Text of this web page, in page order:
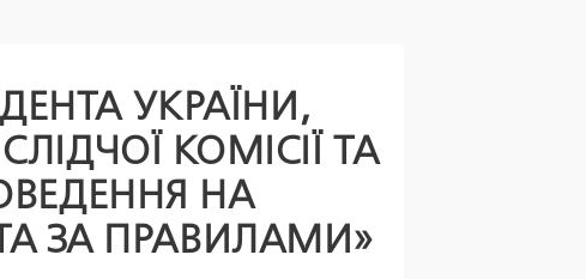
УКРАЇНИ,
КОМІСІЇ ТА
НА
ЗА ПРАВИЛАМИ»